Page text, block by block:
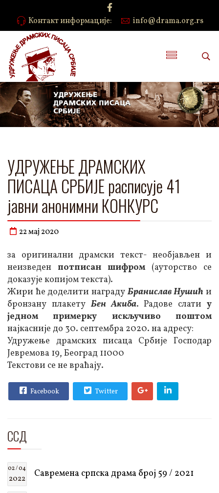
Контакт информације: info@drama.org.rs
УДРУЖЕЊЕ ДРАМСКИХ
ПИСАЦА СРБИЈЕ расписује 41
јавни анонимни КОНКУРС
22 мај 2020
за оригинални драмски текст- необјављен и
неизведен потписан шифром (ауторство се
доказује копијом текста).
Жири ће доделити награду Бранислав Нушић и
бронзану плакету Бен Акиба. Радове слатиу
једном примерку искључиво поштом
најкасније до 30. септембра 2020. на адресу:
Удружење драмских писаца Србије Господар
Јевремова 19, Београд 11000
Текстови се не враћају.
Facebook Twitter
ССД
02 / 04
2022 Савремена српска драма број 59 / 2021